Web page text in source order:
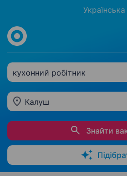
Українська
кухонний робітник
Калуш
Знайти